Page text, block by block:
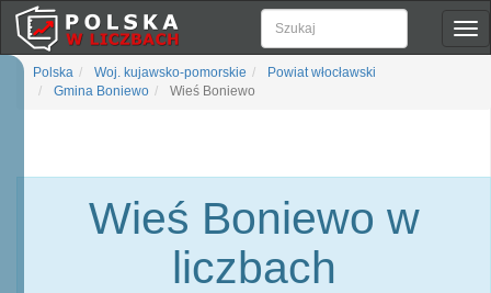
Polska Woj. kujawsko-pomorskie
Powiat włocławski
Gmina Boniewo
Wieś Boniewo
Wieś Boniewo w
liczbach